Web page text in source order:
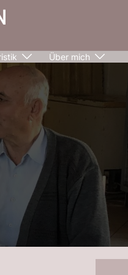
Über mich